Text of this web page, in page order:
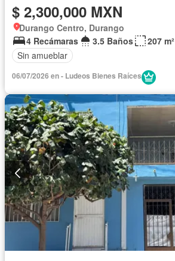
$ 2,300,000 MXN
Durango Centro, Durango
4 Recámaras
3.5 Baños
207 m²
Sin amueblar
06/07/2026 en - Ludeos Bienes Raíces